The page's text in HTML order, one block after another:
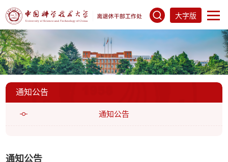
大字版
通知公告
通知公告
通知公告